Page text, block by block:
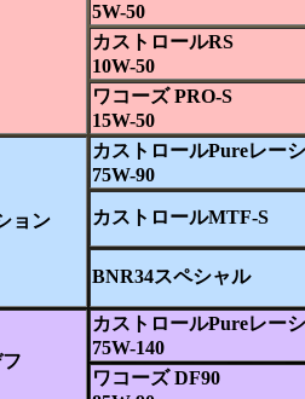
5W-50
カストロールRS
10W-50
ワコーズ PRO-S
15W-50
ョン
カストロールPureレー
75W-90
カストロールMTF-S
BNR34スペシャル
カストロールPureレー
75W-140
ワコーズ DF90